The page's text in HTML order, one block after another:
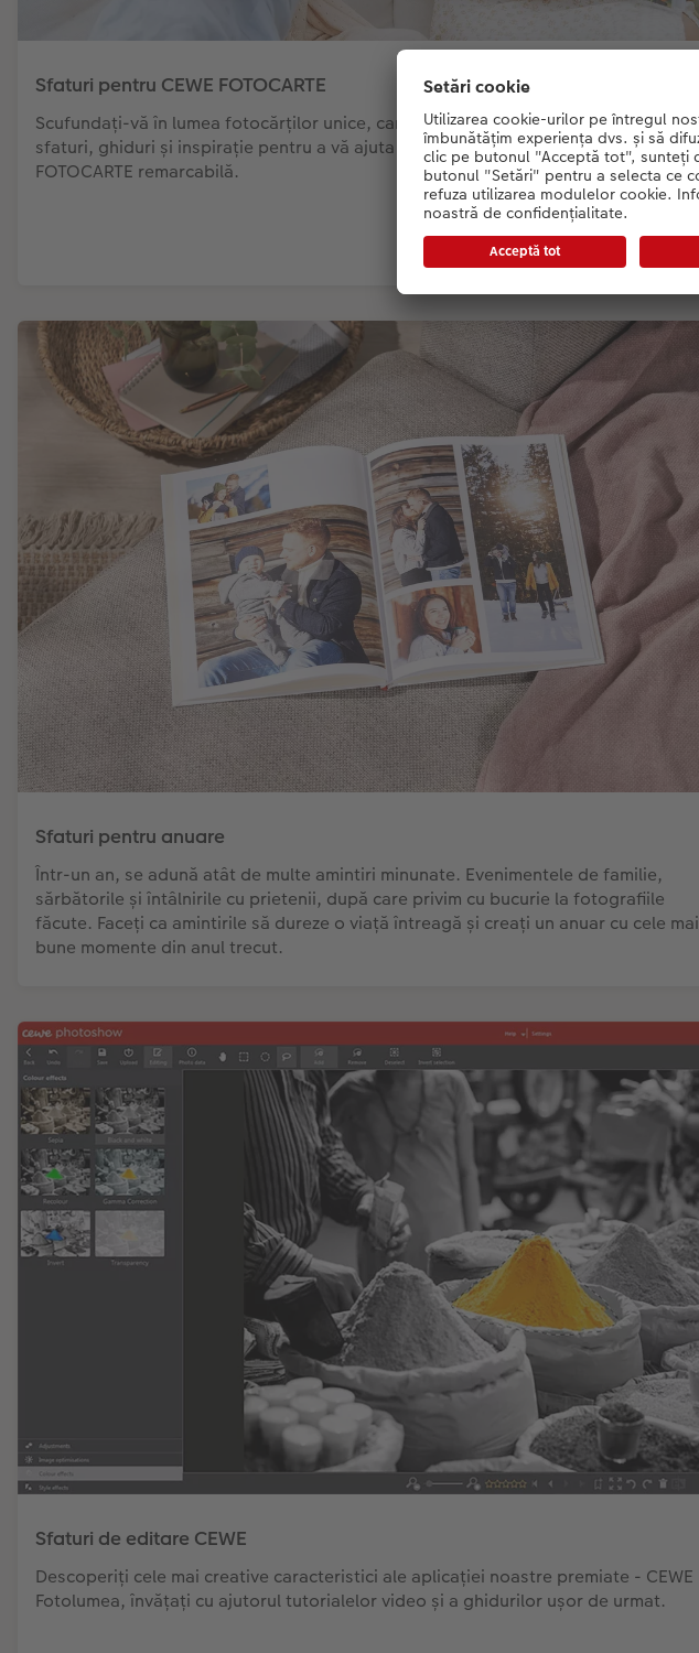
Sfaturi pentru CEWE FOTOCARTE
Scufundați-vă în lumea fotocărților unice, care vă vor oferi o multitudine de
sfaturi, ghiduri și inspirație pentru a vă ajuta să vă creați propria CEWE
FOTOCARTE remarcabilă.
Sfaturi pentru anuare
Într-un an, se adună atât de multe amintiri minunate. Evenimentele de familie,
sărbătorile și întâlnirile cu prietenii, după care privim cu bucurie la fotografiile
făcute. Faceți ca amintirile să dureze o viață întreagă și creați un anuar cu cele mai
bune momente din anul trecut.
Sfaturi de editare CEWE
Descoperiți cele mai creative caracteristici ale aplicației noastre premiate - CEWE
Fotolumea, învățați cu ajutorul tutorialelor video și a ghidurilor ușor de urmat.